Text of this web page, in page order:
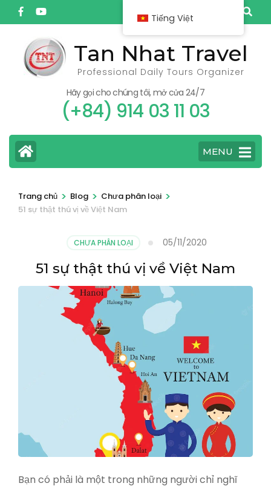
qua
Tan Nhat Travel
Professional Daily Tours Organizer
Hãy gọi cho chúng tôi, mở cửa 24/7
(+84) 914 03 11 03
MENU
Trang chủ > Blog > Chưa phân loại >
51 sự thật thú vị về Việt Nam
CHƯA PHÂN LOẠI 05/11/2020
51 sự thật thú vị về Việt Nam
Bạn có phải là một trong những người chỉ nghĩ
Tiếng Việt